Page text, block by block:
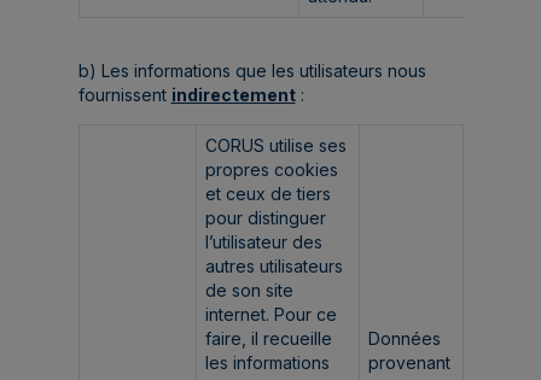
b) Les informations que les utilisateurs nous
fournissent indirectement:
CORUS utilise ses
propres cookies
et ceux de tiers
pour distinguer
l’utilisateur des
autres utilisateurs
de son site
internet. Pour ce
faire, il recueille
les informations
Données
provenant